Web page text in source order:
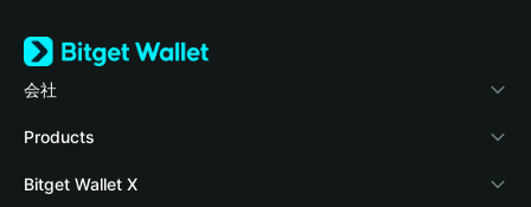
会社
Bitget Walletについて
ブログ
Products
Crypto Card
Bitget Wallet X